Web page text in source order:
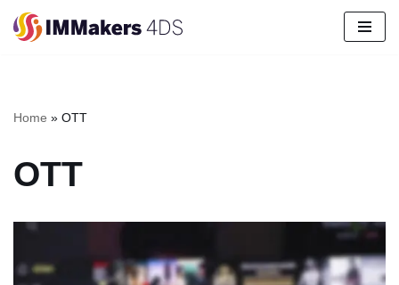
conteúdo
Home » OTT
OTT